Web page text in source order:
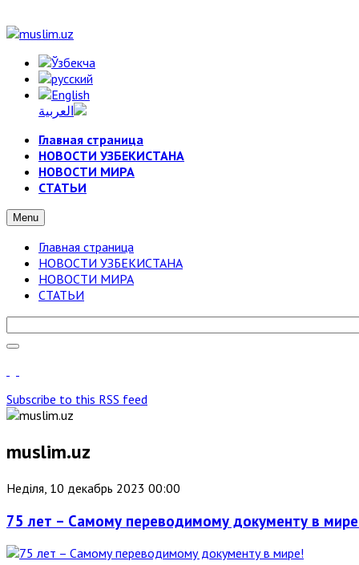
Главная страница
НОВОСТИ УЗБЕКИСТАНА
НОВОСТИ МИРА
СТАТЬИ
Menu
Главная страница
НОВОСТИ УЗБЕКИСТАНА
НОВОСТИ МИРА
СТАТЬИ
Subscribe to this RSS feed
muslim.uz
Неділя, 10 декабрь 2023 00:00
75 лет – Самому переводимому документу в